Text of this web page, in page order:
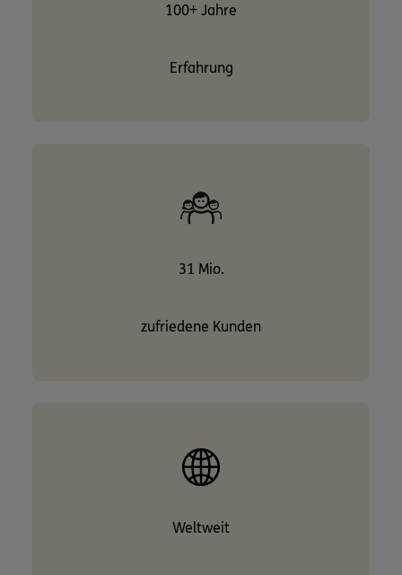
100+ Jahre
Erfahrung
31 Mio.
zufriedene Kunden
Weltweit